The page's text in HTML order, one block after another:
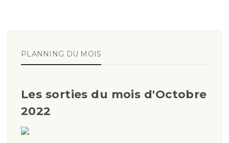
PLANNING DU MOIS
Les sorties du mois d'Octobre
2022